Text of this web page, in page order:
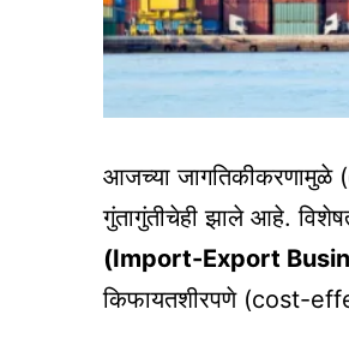
आजच्या
गुंतागुंतीचेही झाले आहे.
(Import-Export
किफायतशीरपणे (cost-